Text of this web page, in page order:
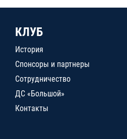
КЛУБ
История
Спонсоры и партнеры
Сотрудничество
ДС «Большой»
Контакты